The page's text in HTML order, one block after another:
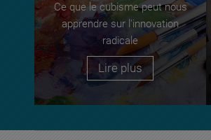
Ce que le cubisme peut nous
apprendre sur l'innovation
radicale
Lire plus